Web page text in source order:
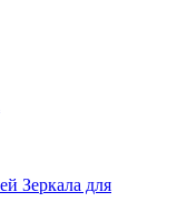
Зеркала для